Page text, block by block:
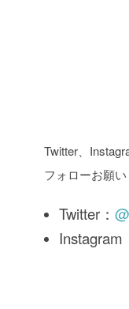
Twitter、
フォローお願
Twitter：
Instagram